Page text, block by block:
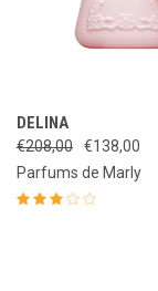
DELINA
€208,00
€138,00
Parfums de Marly